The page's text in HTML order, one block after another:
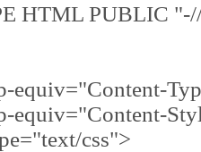
HTML PUBLIC
equiv="Content-
equiv="Content-
css">